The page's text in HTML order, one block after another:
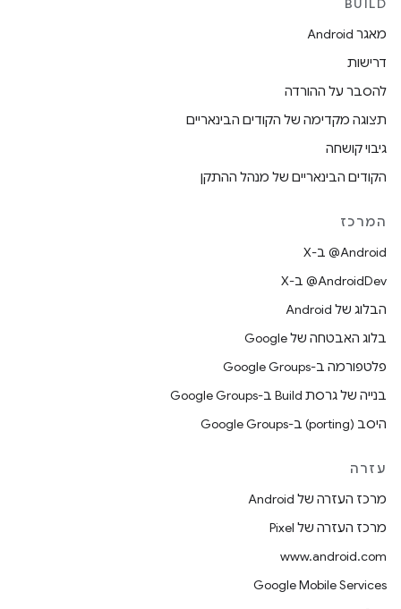
BUILD
מאגר Android
דרישות
להסבר על ההורדה
תצוגה מקדימה של הקודים הבינאריים
גיבוי קושחה
הקודים הבינאריים של מנהל ההתקן
המרכז
‫‎@Android ב-X
‫‎@AndroidDev ב-X
הבלוג של Android
בלוג האבטחה של Google
פלטפורמה ב-Google Groups
בנייה של גרסת Build ב-Google Groups
היסב (porting) ב-Google Groups
עזרה
מרכז העזרה של Android
מרכז העזרה של Pixel
www.android.com
Google Mobile Services